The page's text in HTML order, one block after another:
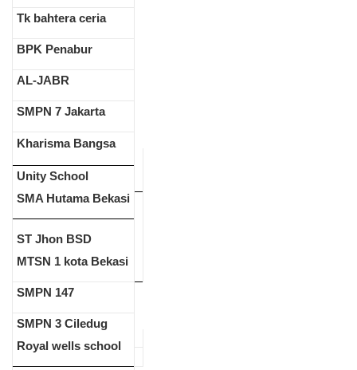
Tk bahtera ceria
BPK Penabur
AL-JABR
SMPN 7 Jakarta
Kharisma Bangsa
Unity School
SMA Hutama Bekasi
ST Jhon BSD
MTSN 1 kota Bekasi
SMPN 147
SMPN 3 Ciledug
Royal wells school